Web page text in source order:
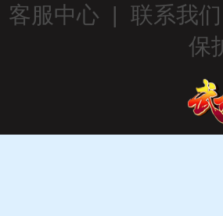
客服中心 | 联系我们
保